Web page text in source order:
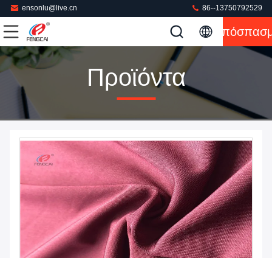
ensonlu@live.cn 86--13750792529
Προϊόντα